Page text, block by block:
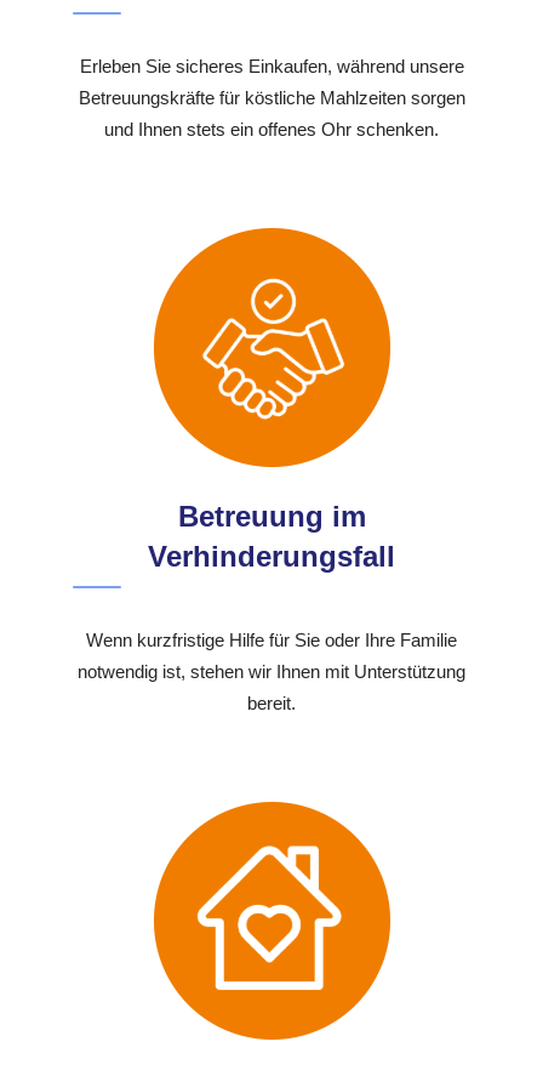
Erleben Sie sicheres Einkaufen, während unsere
Betreuungskräfte für köstliche Mahlzeiten sorgen
und Ihnen stets ein offenes Ohr schenken.
Betreuung im
Verhinderungsfall
Wenn kurzfristige Hilfe für Sie oder Ihre Familie
notwendig ist, stehen wir Ihnen mit Unterstützung
bereit.